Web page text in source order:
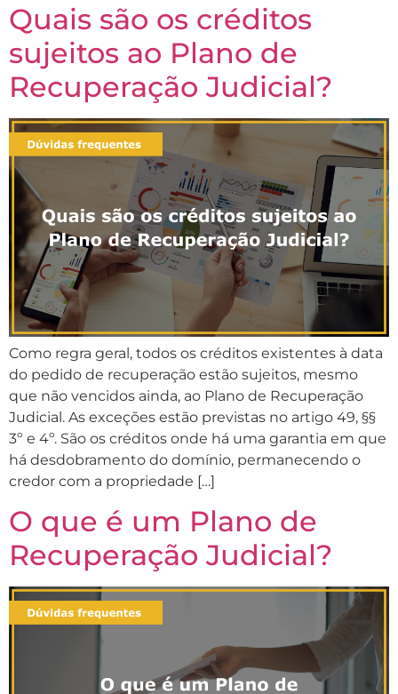
Quais são os créditos
sujeitos ao Plano de
Recuperação Judicial?
Como regra geral, todos os créditos existentes à data
do pedido de recuperação estão sujeitos, mesmo
que não vencidos ainda, ao Plano de Recuperação
Judicial. As exceções estão previstas no artigo 49, §§
3º e 4º. São os créditos onde há uma garantia em que
há desdobramento do domínio, permanecendo o
credor com a propriedade […]
O que é um Plano de
Recuperação Judicial?